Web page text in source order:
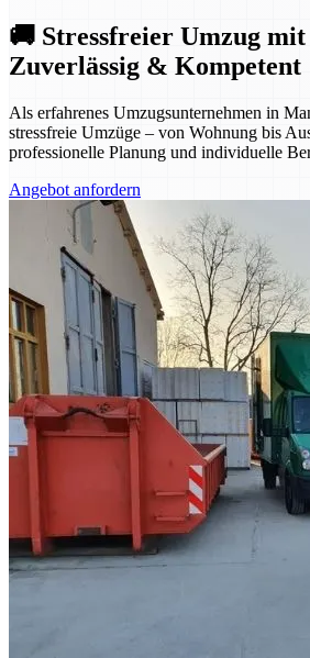
🚚 Stressfreier Umzug
Zuverlässig & Kompetent
Als erfahrenes Umzugsunternehmen in
stressfreie Umzüge – von Wohnung bis
professionelle Planung und individuelle
Angebot anfordern